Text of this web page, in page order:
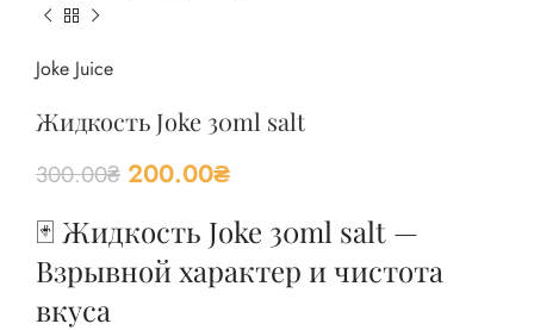
Joke Juice
Жидкость Joke 30ml salt
300.00₴ 200.00₴
🃏 Жидкость Joke 30ml salt —
Взрывной характер и чистота
вкуса